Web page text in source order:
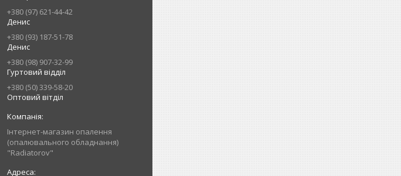
+380 (97) 621-44-42
Денис
+380 (93) 187-51-78
Денис
+380 (98) 907-32-99
Гуртовий відділ
+380 (50) 339-58-20
Оптовий вітділ
Інтернет-магазин опалення
(опалювального обладнання)
"Radiatorov"